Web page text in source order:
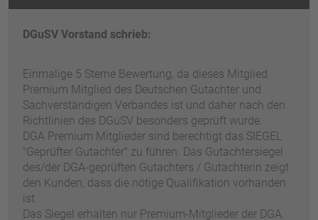
DGuSV Vorstand schrieb:
Einmalige 5 Sterne Bewertung, da dieses Mitglied
Premium Mitglied des Deutschen Gutachter und
Sachverständigen Verbandes ist und daher nach den
Richtlinien des DGuSV besonders geprüft wurde.
DGA Premium Mitglieder sind berechtigt das SIEGEL
"Geprüfter Gutachter" zu führen. Das Gutachtersiegel
des/der DGA-geprüften Gutachters / Gutachterin zeigt
den Kunden, dass die nötige Qualifikation vorhanden
ist.
Das Siegel erhalten nur Premium-Mitglieder der DGA.